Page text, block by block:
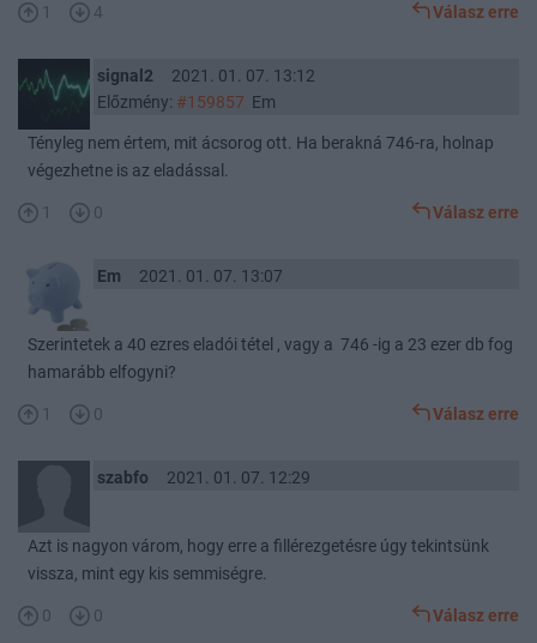
1 4 Válasz erre
signal2
2021. 01. 07. 13:12
Előzmény: #159857 Em
Tényleg nem értem, mit ácsorog ott. Ha berakná 746-ra, holnap
végezhetne is az eladással.
1 0 Válasz erre
Em 2021. 01. 07. 13:07
Szerintetek a 40 ezres eladói tétel , vagy a 746 -ig a 23 ezer db fog
hamarább elfogyni?
1 0 Válasz erre
szabfo 2021. 01. 07. 12:29
Azt is nagyon várom, hogy erre a fillérezgetésre úgy tekintsünk
vissza, mint egy kis semmiségre.
0 0 Válasz erre